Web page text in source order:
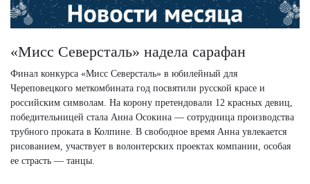
«Мисс Северсталь» надела сарафан
Финал конкурса «Мисс Северсталь» в юбилейный для
Череповецкого меткомбината год посвятили русской красе и
российским символам. На корону претендовали 12 красных девиц,
победительницей стала Анна Осокина — сотрудница производства
трубного проката в Колпине. В свободное время Анна увлекается
рисованием, участвует в волонтерских проектах компании, особая
ее страсть — танцы.